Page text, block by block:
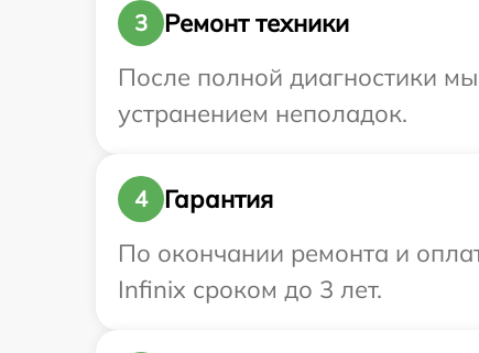
3
Ремонт техники
После полной диагностики
устранением неполадок.
4
Гарантия
По окончании ремонта и
Infinix сроком до 3 лет.